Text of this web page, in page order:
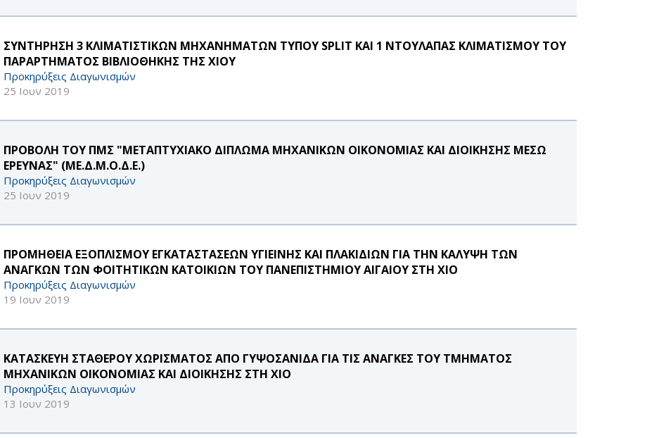
ΣΥΝΤΗΡΗΣΗ 3 ΚΛΙΜΑΤΙΣΤΙΚΩΝ ΜΗΧΑΝΗΜΑΤΩΝ ΤΥΠΟΥ SPLIT ΚΑΙ 1 ΝΤΟΥΛΑΠΑΣ ΚΛΙΜΑΤΙΣΜΟΥ ΤΟΥ
ΠΑΡΑΡΤΗΜΑΤΟΣ ΒΙΒΛΙΟΘΗΚΗΣ ΤΗΣ ΧΙΟΥ
Προκηρύξεις Διαγωνισμών
25 Ιουν 2019
ΠΡΟΒΟΛΗ ΤΟΥ ΠΜΣ "ΜΕΤΑΠΤΥΧΙΑΚΟ ΔΙΠΛΩΜΑ ΜΗΧΑΝΙΚΩΝ ΟΙΚΟΝΟΜΙΑΣ ΚΑΙ ΔΙΟΙΚΗΣΗΣ ΜΕΣΩ
ΕΡΕΥΝΑΣ" (ΜE.Δ.Μ.Ο.Δ.Ε.)
Προκηρύξεις Διαγωνισμών
25 Ιουν 2019
ΠΡΟΜΗΘΕΙΑ ΕΞΟΠΛΙΣΜΟΥ ΕΓΚΑΤΑΣΤΑΣΕΩΝ ΥΓΙΕΙΝΗΣ ΚΑΙ ΠΛΑΚΙΔΙΩΝ ΓΙΑ ΤΗΝ ΚΑΛΥΨΗ ΤΩΝ
ΑΝΑΓΚΩΝ ΤΩΝ ΦΟΙΤΗΤΙΚΩΝ ΚΑΤΟΙΚΙΩΝ ΤΟΥ ΠΑΝΕΠΙΣΤΗΜΙΟΥ ΑΙΓΑΙΟΥ ΣΤΗ ΧΙΟ
Προκηρύξεις Διαγωνισμών
19 Ιουν 2019
ΚΑΤΑΣΚΕΥΗ ΣΤΑΘΕΡΟΥ ΧΩΡΙΣΜΑΤΟΣ ΑΠΟ ΓΥΨΟΣΑΝΙΔΑ ΓΙΑ ΤΙΣ ΑΝΑΓΚΕΣ ΤΟΥ ΤΜΗΜΑΤΟΣ
ΜΗΧΑΝΙΚΩΝ ΟΙΚΟΝΟΜΙΑΣ ΚΑΙ ΔΙΟΙΚΗΣΗΣ ΣΤΗ ΧΙΟ
Προκηρύξεις Διαγωνισμών
13 Ιουν 2019